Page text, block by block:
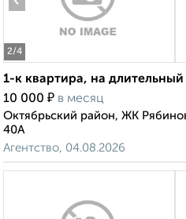
2/4
1-к квартира, на
10 000 ₽ в месяц
Октябрьский район, ЖК
40А
Агентство, 04.08.2026